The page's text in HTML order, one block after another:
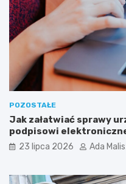
POZOSTAŁE
Jak załatwiać sprawy
podpisowi
23 lipca 2026 Ada